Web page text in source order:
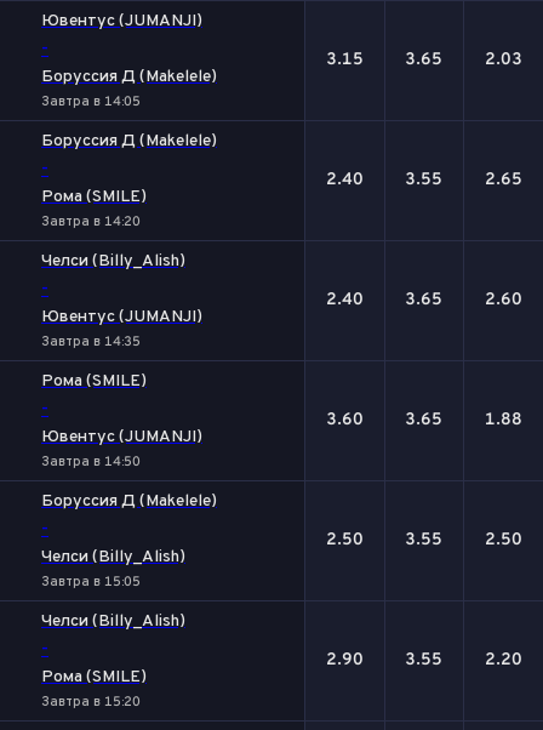
Ювентус (JUMANJI)
-
Боруссия Д (Makelele)
Завтра в 14:05
3.15 3.65 2.03
Боруссия Д (Makelele)
-
Рома (SMILE)
Завтра в 14:20
2.40 3.55 2.65
Челси (Billy_Alish)
-
Ювентус (JUMANJI)
Завтра в 14:35
2.40 3.65 2.60
Рома (SMILE)
-
Ювентус (JUMANJI)
Завтра в 14:50
3.60 3.65 1.88
Боруссия Д (Makelele)
-
Челси (Billy_Alish)
Завтра в 15:05
2.50 3.55 2.50
Челси (Billy_Alish)
-
Рома (SMILE)
Завтра в 15:20
2.90 3.55 2.20